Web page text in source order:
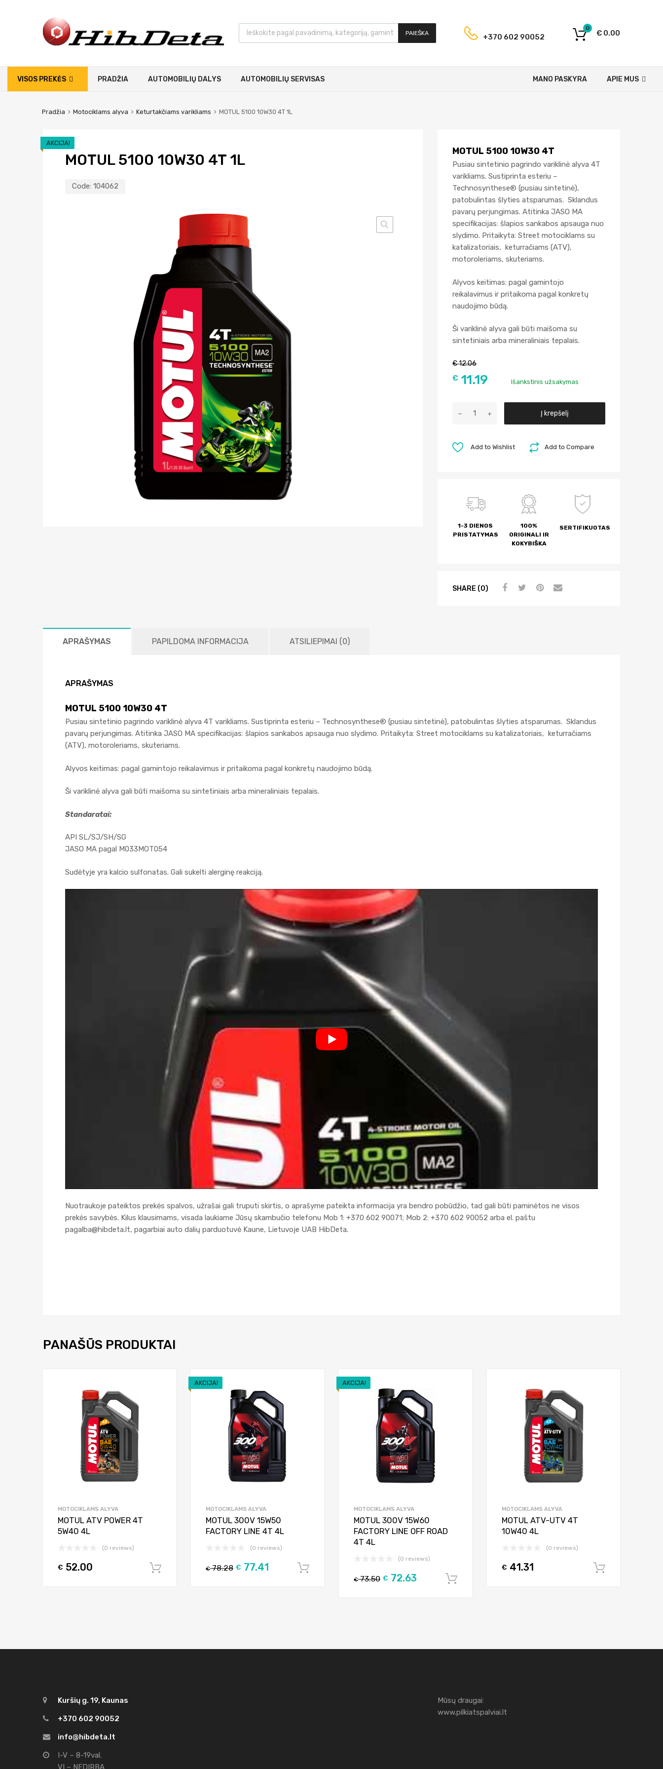
PAIEŠKA +370 602 90052 € 0.00
0
VISOS PREKĖS PRADŽIA AUTOMOBILIŲ DALYS AUTOMOBILIŲ SERVISAS APIE MUS
MANO PASKYRA
Pradžia Motociklams alyva Keturtakčiams varikliams MOTUL 5100 10W30 4T 1L
MOTUL 5100 10W30 4T 1L
Code: 104062
AKCIJA!
MOTUL 5100 10W30 4T
Pusiau sintetinio pagrindo variklinė alyva 4T
varikliams. Sustiprinta esteriu –
Technosynthese® (pusiau sintetinė),
patobulintas šlyties atsparumas. Sklandus
pavarų perjungimas. Atitinka JASO MA
specifikacijas: šlapios sankabos apsauga nuo
slydimo. Pritaikyta: Street motociklams su
katalizatoriais, keturračiams (ATV),
motoroleriams, skuteriams.
Alyvos keitimas: pagal gamintojo
reikalavimus ir pritaikoma pagal konkretų
naudojimo būdą.
Ši variklinė alyva gali būti maišoma su
sintetiniais arba mineraliniais tepalais.
€12.06
€ 11.19 Išankstinis užsakymas
Į krepšelį
e
Add to Compare
Add to Wishlist
1-3 DIENOS
PRISTATYMAS
100%
ORIGINALI IR
KOKYBIŠKA
SERTIFIKUOTAS
SHARE (0)
APRAŠYMAS PAPILDOMA INFORMACIJA ATSILIEPIMAI (0)
APRAŠYMAS
MOTUL 5100 10W30 4T
Pusiau sintetinio pagrindo variklinė alyva 4T varikliams. Sustiprinta esteriu – Technosynthese® (pusiau sintetinė), patobulintas šlyties atsparumas. Sklandus
pavarų perjungimas. Atitinka JASO MA specifikacijas: šlapios sankabos apsauga nuo slydimo. Pritaikyta: Street motociklams su katalizatoriais, keturračiams
(ATV), motoroleriams, skuteriams.
Alyvos keitimas: pagal gamintojo reikalavimus ir pritaikoma pagal konkretų naudojimo būdą.
Ši variklinė alyva gali būti maišoma su sintetiniais arba mineraliniais tepalais.
Standaratai:
API SL/SJ/SH/SG
JASO MA pagal M033MOT054
Sudėtyje yra kalcio sulfonatas. Gali sukelti alerginę reakciją.
Nuotraukoje pateiktos prekės spalvos, užrašai gali truputi skirtis, o aprašyme pateikta informacija yra bendro pobūdžio, tad gali būti paminėtos ne visos
prekės savybės. Kilus klausimams, visada laukiame Jūsų skambučio telefonu Mob 1: +370 602 90071; Mob 2: +370 602 90052 arba el. paštu
pagalba@hibdeta.lt, pagarbiai auto dalių parduotuvė Kaune, Lietuvoje UAB HibDeta.
PANAŠŪS PRODUKTAI
Add to Wishlist
MOTOCIKLAMS ALYVA
MOTUL ATV POWER 4T
5W40 4L
(0 reviews)
€ 52.00 Į krepšelį
AKCIJA!
Add to Wishlist
MOTOCIKLAMS ALYVA
MOTUL 300V 15W50
FACTORY LINE 4T 4L
(0 reviews)
€78.28 € 77.41
AKCIJA!
MOTOCIKLAMS ALYVA
MOTUL 300V 15W60
FACTORY LINE OFF ROAD
4T 4L
(0 reviews)
€73.50 € 72.63
MOTOCIKLAMS ALYVA
MOTUL ATV-UTV 4T
10W40 4L
(0 reviews)
€ 41.31
Kuršių g. 19, Kaunas
+370 602 90052
info@hibdeta.lt
I-V – 8-19val.
VI – NEDIRBA
Mūsų draugai:
www.pilkiatspalviai.lt